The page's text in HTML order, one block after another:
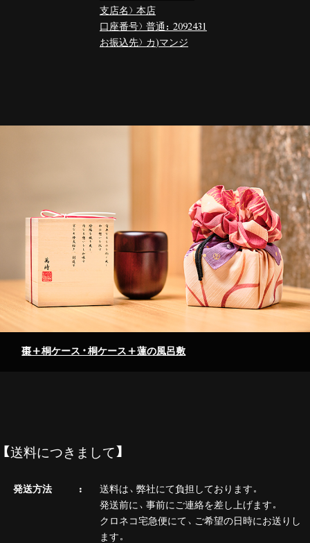
支店名）本店
口座番号）普通：2092431
お振込先）カ)マンジ
棗+桐ケース・桐ケース+蓮の風呂敷
【送料につきまして】
発送方法
送料は、弊社にて負担しております。
発送前に、事前にご連絡を差し上げます。
クロネコ宅急便にて、ご希望の日時にお送りし
ます。